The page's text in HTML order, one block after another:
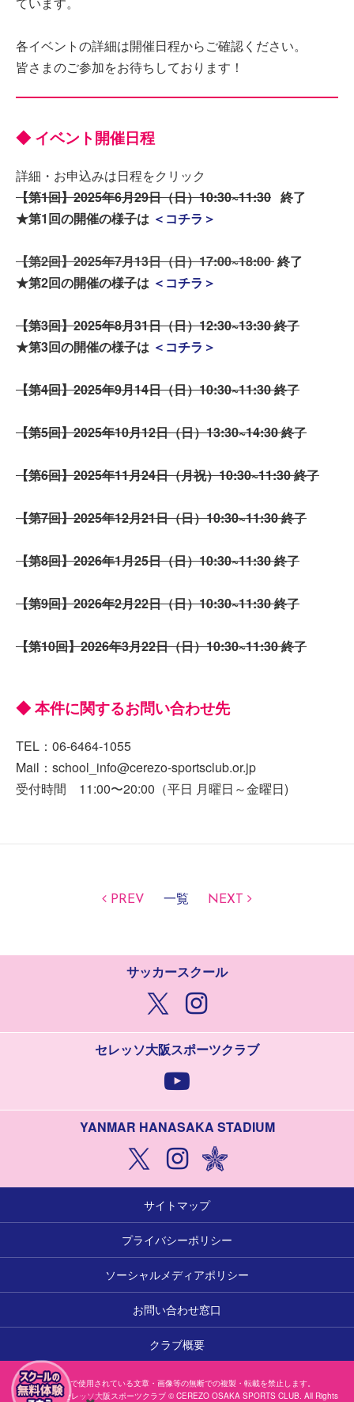
各イベントの詳細は開催日程からご確認ください。
皆さまのご参加をお待ちしております！
◆ イベント開催日程
詳細・お申込みは日程をクリック
【第1回】2025年6月29日（日）10:30~11:30 終了
★第1回の開催の様子は ＜コチラ＞
【第2回】2025年7月13日（日）17:00~18:00 終了
★第2回の開催の様子は ＜コチラ＞
【第3回】2025年8月31日（日）12:30~13:30 終了
★第3回の開催の様子は ＜コチラ＞
【第4回】2025年9月14日（日）10:30~11:30 終了
【第5回】2025年10月12日（日）13:30~14:30 終了
【第6回】2025年11月24日（月祝）10:30~11:30 終了
【第7回】2025年12月21日（日）10:30~11:30 終了
【第8回】2026年1月25日（日）10:30~11:30 終了
【第9回】2026年2月22日（日）10:30~11:30 終了
【第10回】2026年3月22日（日）10:30~11:30 終了
◆ 本件に関するお問い合わせ先
TEL：06-6464-1055
Mail：school_info@cerezo-sportsclub.or.jp
受付時間 11:00〜20:00（平日 月曜日～金曜日)
PREV 一覧 NEXT
サッカースクール
セレッソ大阪スポーツクラブ
YANMAR HANASAKA STADIUM
サイトマップ
プライバシーポリシー
ソーシャルメディアポリシー
お問い合わせ窓口
クラブ概要
本サイトで使用されている文章・画像等の無断での複製・転載を禁止します。
一般社団法人セレッソ大阪スポーツクラブ © CEREZO OSAKA SPORTS CLUB. All Rights